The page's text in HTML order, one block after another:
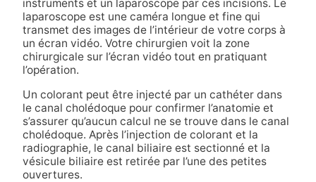
instruments et un laparoscope par ces incisions. Le
laparoscope est une caméra longue et fine qui
transmet des images de l’intérieur de votre corps à
un écran vidéo. Votre chirurgien voit la zone
chirurgicale sur l’écran vidéo tout en pratiquant
l’opération.
Un colorant peut être injecté par un cathéter dans
le canal cholédoque pour confirmer l’anatomie et
s’assurer qu’aucun calcul ne se trouve dans le canal
cholédoque. Après l’injection de colorant et la
radiographie, le canal biliaire est sectionné et la
vésicule biliaire est retirée par l’une des petites
ouvertures.